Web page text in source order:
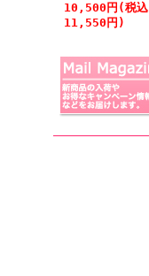
10,500円(税込
11,550円)